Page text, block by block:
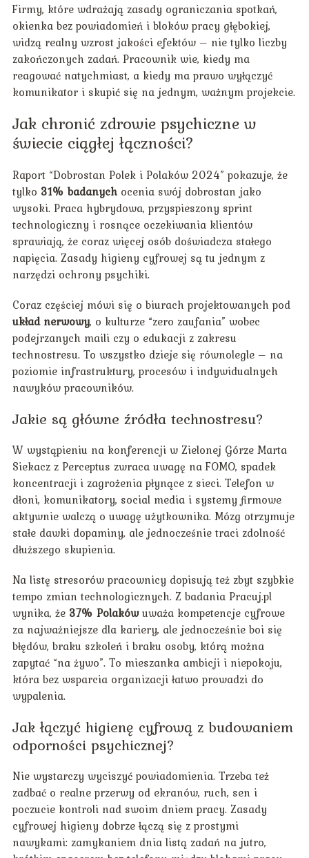
Firmy, które wdrażają zasady ograniczania spotkań,
okienka bez powiadomień i bloków pracy głębokiej,
widzą realny wzrost jakości efektów – nie tylko liczby
zakończonych zadań. Pracownik wie, kiedy ma
reagować natychmiast, a kiedy ma prawo wyłączyć
komunikator i skupić się na jednym, ważnym projekcie.
Jak chronić zdrowie psychiczne w
świecie ciągłej łączności?
Raport “Dobrostan Polek i Polaków 2024” pokazuje, że
tylko 31% badanychocenia swój dobrostan jako
wysoki. Praca hybrydowa, przyspieszony sprint
technologiczny i rosnące oczekiwania klientów
sprawiają, że coraz więcej osób doświadcza stałego
napięcia. Zasady higieny cyfrowej są tu jednym z
narzędzi ochrony psychiki.
Coraz częściej mówi się o biurach projektowanych pod
układ nerwowy, o kulturze “zero zaufania” wobec
podejrzanych maili czy o edukacji z zakresu
technostresu. To wszystko dzieje się równolegle – na
poziomie infrastruktury, procesów i indywidualnych
nawyków pracowników.
Jakie są główne źródła technostresu?
W wystąpieniu na konferencji w Zielonej Górze Marta
Siekacz z Perceptus zwraca uwagę na FOMO, spadek
koncentracji i zagrożenia płynące z sieci. Telefon w
dłoni, komunikatory, social media i systemy firmowe
aktywnie walczą o uwagę użytkownika. Mózg otrzymuje
stałe dawki dopaminy, ale jednocześnie traci zdolność
dłuższego skupienia.
Na listę stresorów pracownicy dopisują też zbyt szybkie
tempo zmian technologicznych. Z badania Pracuj.pl
wynika, że 37% Polakówuważa kompetencje cyfrowe
za najważniejsze dla kariery, ale jednocześnie boi się
błędów, braku szkoleń i braku osoby, którą można
zapytać “na żywo”. To mieszanka ambicji i niepokoju,
która bez wsparcia organizacji łatwo prowadzi do
wypalenia.
Jak łączyć higienę cyfrową z budowaniem
odporności psychicznej?
Nie wystarczy wyciszyć powiadomienia. Trzeba też
zadbać o realne przerwy od ekranów, ruch, sen i
poczucie kontroli nad swoim dniem pracy. Zasady
cyfrowej higieny dobrze łączą się z prostymi
nawykami: zamykaniem dnia listą zadań na jutro,